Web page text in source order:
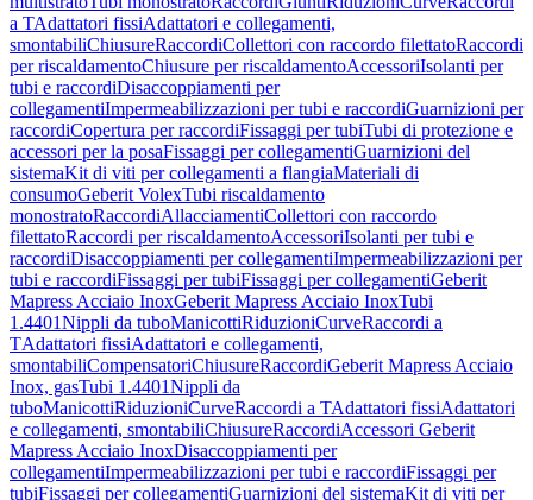
a TAdattatori fissiAdattatori e collegamenti,
smontabiliChiusureRaccordiCollettori con raccordo filettatoRaccordi
per riscaldamentoChiusure per riscaldamentoAccessoriIsolanti per
tubi e raccordiDisaccoppiamenti per
collegamentiImpermeabilizzazioni per tubi e raccordiGuarnizioni per
raccordiCopertura per raccordiFissaggi per tubiTubi di protezione e
accessori per la posaFissaggi per collegamentiGuarnizioni del
sistemaKit di viti per collegamenti a flangiaMateriali di
consumoGeberit VolexTubi riscaldamento
monostratoRaccordiAllacciamentiCollettori con raccordo
filettatoRaccordi per riscaldamentoAccessoriIsolanti per tubi e
raccordiDisaccoppiamenti per collegamentiImpermeabilizzazioni per
tubi e raccordiFissaggi per tubiFissaggi per collegamentiGeberit
Mapress Acciaio InoxGeberit Mapress Acciaio InoxTubi
1.4401Nippli da tuboManicottiRiduzioniCurveRaccordi a
TAdattatori fissiAdattatori e collegamenti,
smontabiliCompensatoriChiusureRaccordiGeberit Mapress Acciaio
Inox, gasTubi 1.4401Nippli da
tuboManicottiRiduzioniCurveRaccordi a TAdattatori fissiAdattatori
e collegamenti, smontabiliChiusureRaccordiAccessori Geberit
Mapress Acciaio InoxDisaccoppiamenti per
collegamentiImpermeabilizzazioni per tubi e raccordiFissaggi per
tubiFissaggi per collegamentiGuarnizioni del sistemaKit di viti per